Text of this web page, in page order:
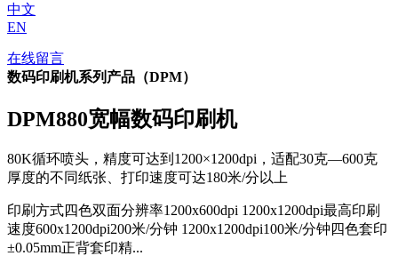
中文
EN
在线留言
数码印刷机系列产品（DPM）
DPM880宽幅数码印刷机
80K循环喷头，精度可达到1200×1200dpi，适配30克—600克
厚度的不同纸张、打印速度可达180米/分以上
印刷方式四色双面分辨率1200x600dpi 1200x1200dpi最高印刷
速度600x1200dpi200米/分钟 1200x1200dpi100米/分钟四色套印
±0.05mm正背套印精...